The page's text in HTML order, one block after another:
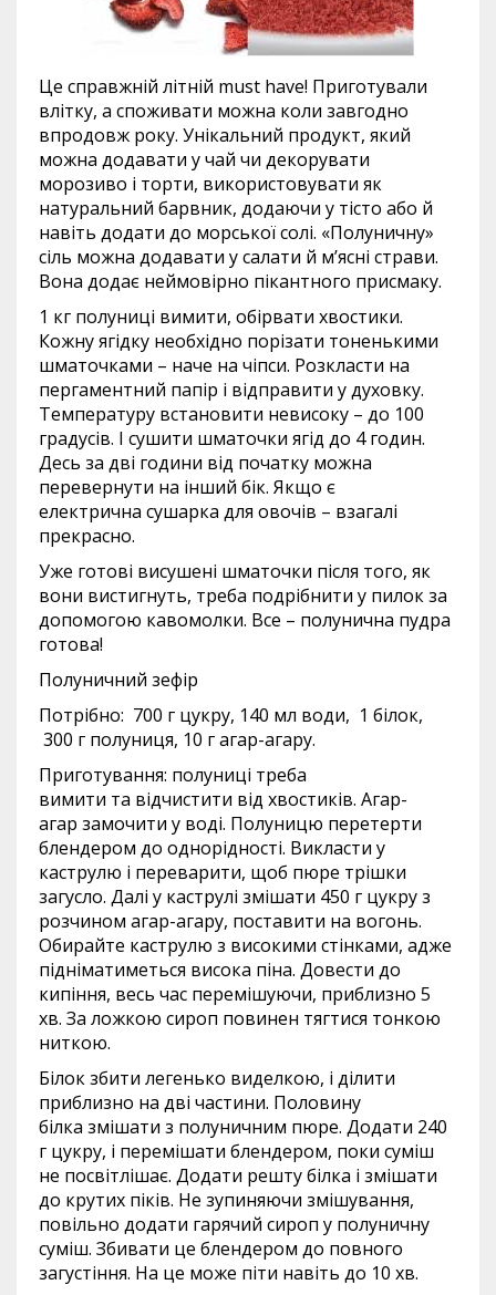
Це справжній літній must have! Приготували
влітку, а споживати можна коли завгодно
впродовж року. Унікальний продукт, який
можна додавати у чай чи декорувати
морозиво і торти, використовувати як
натуральний барвник, додаючи у тісто або й
навіть додати до морської солі. «Полуничну»
сіль можна додавати у салати й м’ясні страви.
Вона додає неймовірно пікантного присмаку.
1 кг полуниці вимити, обірвати хвостики.
Кожну ягідку необхідно порізати тоненькими
шматочками – наче на чіпси. Розкласти на
пергаментний папір і відправити у духовку.
Температуру встановити невисоку – до 100
градусів. І сушити шматочки ягід до 4 годин.
Десь за дві години від початку можна
перевернути на інший бік. Якщо є
електрична сушарка для овочів – взагалі
прекрасно.
Уже готові висушені шматочки після того, як
вони вистигнуть, треба подрібнити у пилок за
допомогою кавомолки. Все – полунична пудра
готова!
Полуничний зефір
Потрібно: 700 г цукру, 140 мл води, 1 білок,
300 г полуниця, 10 г агар-агару.
Приготування: полуниці треба
вимити та відчистити від хвостиків. Агар-
агар замочити у воді. Полуницю перетерти
блендером до однорідності. Викласти у
каструлю і переварити, щоб пюре трішки
загусло. Далі у каструлі змішати 450 г цукру з
розчином агар-агару, поставити на вогонь.
Обирайте каструлю з високими стінками, адже
підніматиметься висока піна. Довести до
кипіння, весь час перемішуючи, приблизно 5
хв. За ложкою сироп повинен тягтися тонкою
ниткою.
Білок збити легенько виделкою, і ділити
приблизно на дві частини. Половину
білка змішати з полуничним пюре. Додати 240
г цукру, і перемішати блендером, поки суміш
не посвітлішає. Додати решту білка і змішати
до крутих піків. Не зупиняючи змішування,
повільно додати гарячий сироп у полуничну
суміш. Збивати це блендером до повного
загустіння. На це може піти навіть до 10 хв.